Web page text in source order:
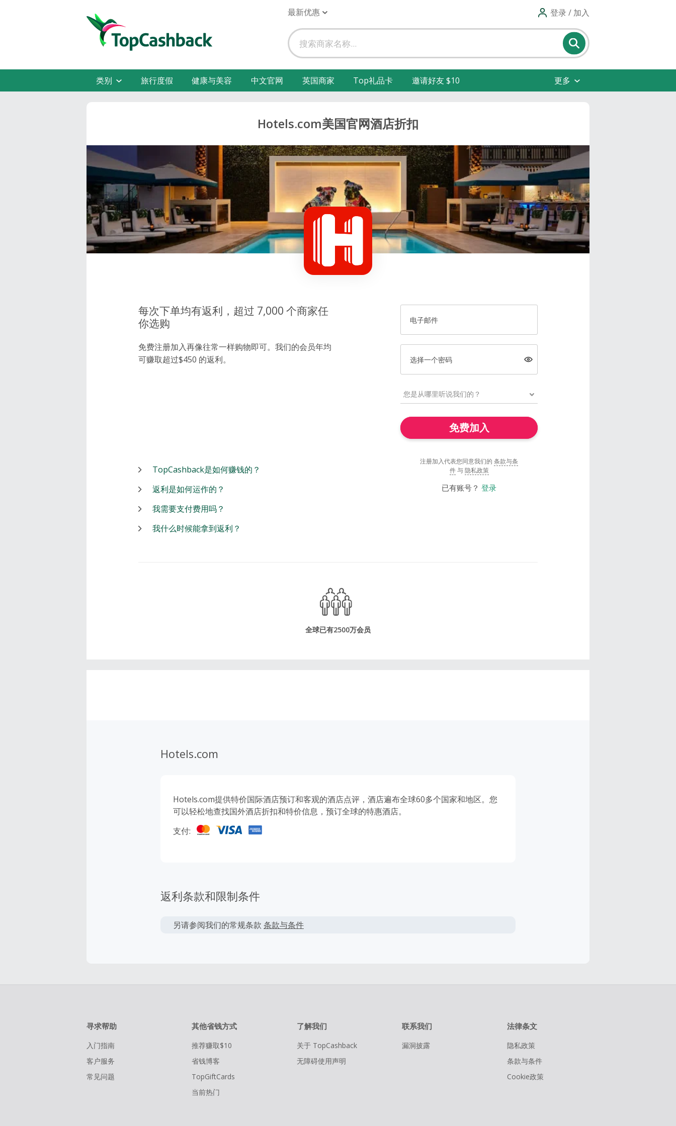
最新优惠 登录 / 加入
类别 旅行度假 健康与美容 中文官网 英国商家 Top礼品卡 邀请好友 $10 更多
Hotels.com美国官网酒店折扣
每次下单均有返利，超过 7,000 个商家任
你选购
免费注册加入再像往常一样购物即可。我们的会员年均
可赚取超过$450 的返利。
电子邮件
选择一个密码
免费加入
注册加入代表您同意我们的 条款与条
件 与 隐私政策
已有账号？ 登录
TopCashback是如何赚钱的？
返利是如何运作的？
我需要支付费用吗？
我什么时候能拿到返利？
全球已有2500万会员
Hotels.com
Hotels.com提供特价国际酒店预订和客观的酒店点评，酒店遍布全球60多个国家和地区。您
可以轻松地查找国外酒店折扣和特价信息，预订全球的特惠酒店。
支付:
返利条款和限制条件
另请参阅我们的常规条款 条款与条件
寻求帮助
入门指南
客户服务
常见问题
其他省钱方式
推荐赚取$10
省钱博客
TopGiftCards
当前热门
了解我们
关于 TopCashback
无障碍使用声明
联系我们
漏洞披露
法律条文
隐私政策
条款与条件
Cookie政策